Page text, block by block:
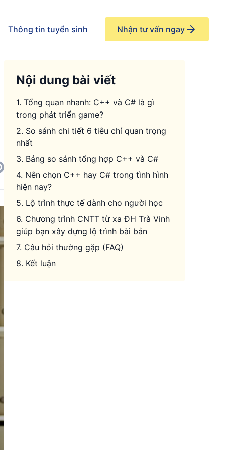
Thông tin tuyển sinh Nhận tư vấn ngay
Nội dung bài viết
1. Tổng quan nhanh: C++ và C# là gì
trong phát triển game?
2. So sánh chi tiết 6 tiêu chí quan trọng
nhất
3. Bảng so sánh tổng hợp C++ và C#
4. Nên chọn C++ hay C# trong tình hình
hiện nay?
5. Lộ trình thực tế dành cho người học
6. Chương trình CNTT từ xa ĐH Trà Vinh
giúp bạn xây dựng lộ trình bài bản
7. Câu hỏi thường gặp (FAQ)
8. Kết luận